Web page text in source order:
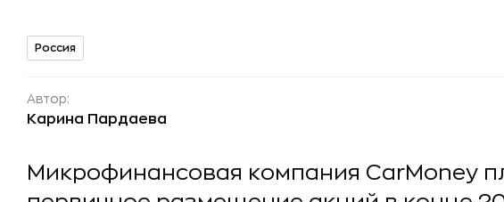
Россия
Автор:
Карина Пардаева
Микрофинансовая компания CarMoney